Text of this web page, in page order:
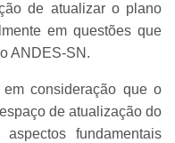
de atualizar o plano
em questões que
ANDES-SN.
consideração que o
de atualização do
fundamentais